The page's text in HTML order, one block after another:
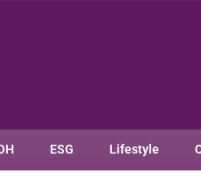
ESG Lifestyle